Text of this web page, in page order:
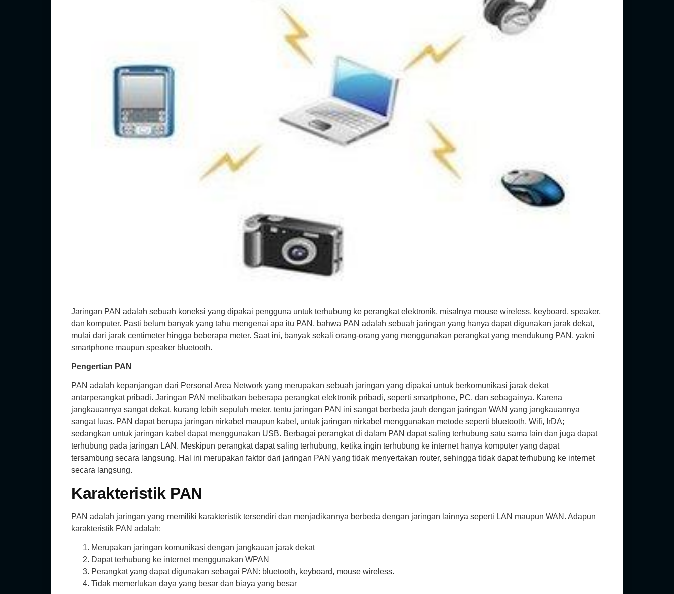
Jaringan PAN adalah sebuah koneksi yang dipakai pengguna untuk terhubung ke perangkat elektronik, misalnya mouse wireless, keyboard, speaker,
dan komputer. Pasti belum banyak yang tahu mengenai apa itu PAN, bahwa PAN adalah sebuah jaringan yang hanya dapat digunakan jarak dekat,
mulai dari jarak centimeter hingga beberapa meter. Saat ini, banyak sekali orang-orang yang menggunakan perangkat yang mendukung PAN, yakni
smartphone maupun speaker bluetooth.
Pengertian PAN
PAN adalah kepanjangan dari Personal Area Network yang merupakan sebuah jaringan yang dipakai untuk berkomunikasi jarak dekat
antarperangkat pribadi. Jaringan PAN melibatkan beberapa perangkat elektronik pribadi, seperti smartphone, PC, dan sebagainya. Karena
jangkauannya sangat dekat, kurang lebih sepuluh meter, tentu jaringan PAN ini sangat berbeda jauh dengan jaringan WAN yang jangkauannya
sangat luas. PAN dapat berupa jaringan nirkabel maupun kabel, untuk jaringan nirkabel menggunakan metode seperti bluetooth, Wifi, IrDA;
sedangkan untuk jaringan kabel dapat menggunakan USB. Berbagai perangkat di dalam PAN dapat saling terhubung satu sama lain dan juga dapat
terhubung pada jaringan LAN. Meskipun perangkat dapat saling terhubung, ketika ingin terhubung ke internet hanya komputer yang dapat
tersambung secara langsung. Hal ini merupakan faktor dari jaringan PAN yang tidak menyertakan router, sehingga tidak dapat terhubung ke internet
secara langsung.
Karakteristik PAN
PAN adalah jaringan yang memiliki karakteristik tersendiri dan menjadikannya berbeda dengan jaringan lainnya seperti LAN maupun WAN. Adapun
karakteristik PAN adalah:
Merupakan jaringan komunikasi dengan jangkauan jarak dekat
Dapat terhubung ke internet menggunakan WPAN
Perangkat yang dapat digunakan sebagai PAN: bluetooth, keyboard, mouse wireless.
Tidak memerlukan daya yang besar dan biaya yang besar